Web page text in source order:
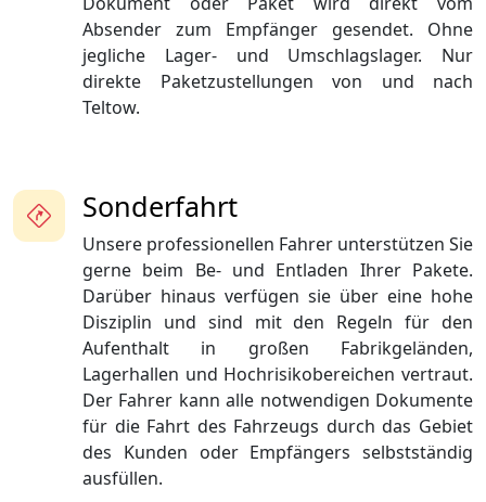
Sonderfahrt
Unsere professionellen Fahrer unterstützen Sie
gerne beim Be- und Entladen Ihrer Pakete.
Darüber hinaus verfügen sie über eine hohe
Disziplin und sind mit den Regeln für den
Aufenthalt in großen Fabrikgeländen,
Lagerhallen und Hochrisikobereichen vertraut.
Der Fahrer kann alle notwendigen Dokumente
für die Fahrt des Fahrzeugs durch das Gebiet
des Kunden oder Empfängers selbstständig
ausfüllen.
Absender zum Empfänger gesendet. Ohne
jegliche Lager- und Umschlagslager. Nur
direkte Paketzustellungen von und nach
Teltow.